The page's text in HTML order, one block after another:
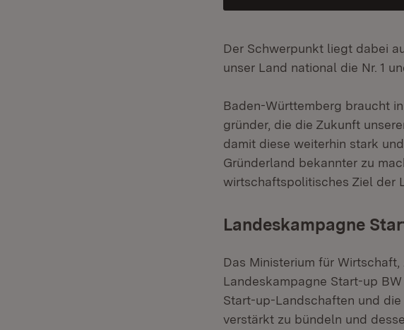
Der Schwerpunkt liegt dabei
unser Land national die Nr. 1
Baden-Württemberg braucht
gründer, die die Zukunft
damit diese weiterhin stark
Gründerland bekannter zu
wirtschaftspolitisches Ziel der
Landeskampagne
Das Ministerium für
Landeskampagne Start-up
Start-up-Landschaften und
verstärkt zu bündeln und